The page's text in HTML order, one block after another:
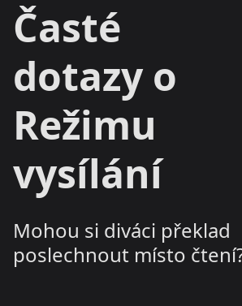
Časté
dotazy o
Režimu
vysílání
Mohou si diváci překlad
poslechnout místo